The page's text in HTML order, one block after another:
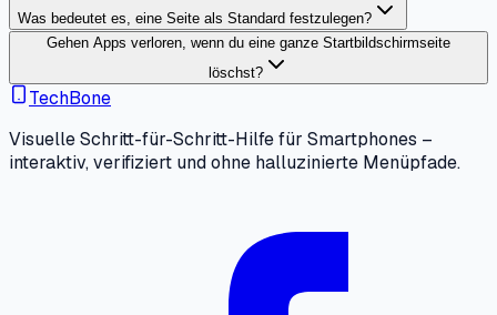
Was bedeutet es, eine Seite als Standard festzulegen?
Gehen Apps verloren, wenn du eine ganze Startbildschirmseite
löschst?
TechBone
Visuelle Schritt-für-Schritt-Hilfe für Smartphones –
interaktiv, verifiziert und ohne halluzinierte Menüpfade.